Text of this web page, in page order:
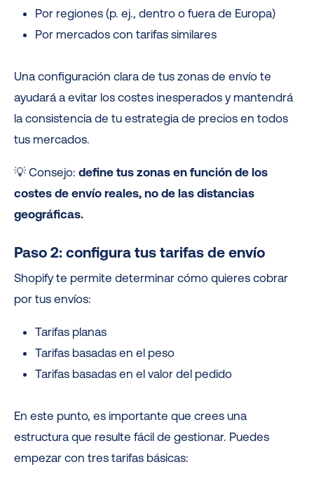
Por regiones (p. ej., dentro o fuera de Europa)
Por mercados con tarifas similares
Una configuración clara de tus zonas de envío te
ayudará a evitar los costes inesperados y mantendrá
la consistencia de tu estrategia de precios en todos
tus mercados.
💡 Consejo: define tus zonas en función de los
costes de envío reales, no de las distancias
geográficas.
Paso 2: configura tus tarifas de envío
Shopify te permite determinar cómo quieres cobrar
por tus envíos:
Tarifas planas
Tarifas basadas en el peso
Tarifas basadas en el valor del pedido
En este punto, es importante que crees una
estructura que resulte fácil de gestionar. Puedes
empezar con tres tarifas básicas: